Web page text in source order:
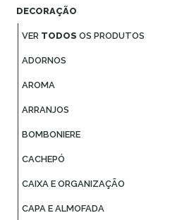
DECORAÇÃO
VER TODOS OS PRODUTOS
ADORNOS
AROMA
ARRANJOS
BOMBONIERE
CACHEPÓ
CAIXA E ORGANIZAÇÃO
CAPA E ALMOFADA